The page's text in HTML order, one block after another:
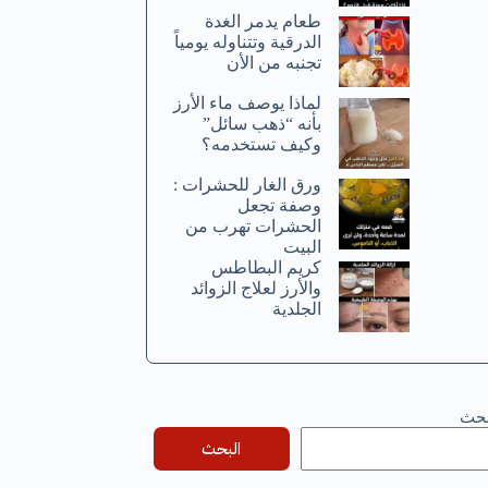
طعام يدمر الغدة
الدرقية وتتناوله يومياً
تجنبه من الأن
لماذا يوصف ماء الأرز
بأنه “ذهب سائل”
وكيف تستخدمه؟
ورق الغار للحشرات :
وصفة تجعل
الحشرات تهرب من
البيت
كريم البطاطس
والأرز لعلاج الزوائد
الجلدية
البحث